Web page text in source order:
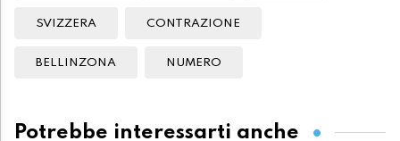
SVIZZERA CONTRAZIONE
BELLINZONA NUMERO
Potrebbe interessarti anche